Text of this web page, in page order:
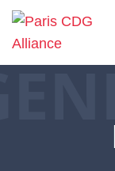
Skip to content
Paris CDG